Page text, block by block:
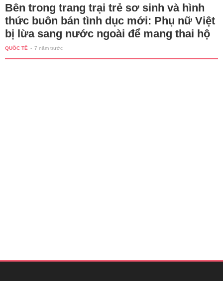
Bên trong trang trại trẻ sơ sinh và hình
thức buôn bán tình dục mới: Phụ nữ Việt
bị lừa sang nước ngoài để mang thai hộ
QUỐC TẾ - 7 năm trước